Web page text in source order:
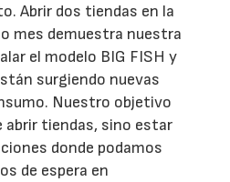
Abrir dos tiendas en la
mes demuestra nuestra
el modelo BIG FISH y
surgiendo nuevas
Nuestro objetivo
abrir tiendas, sino estar
donde podamos
de espera en